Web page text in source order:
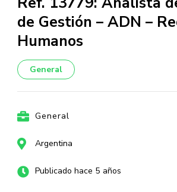
de Gestión – ADN –
Humanos
General
General
Argentina
Publicado hace 5 años